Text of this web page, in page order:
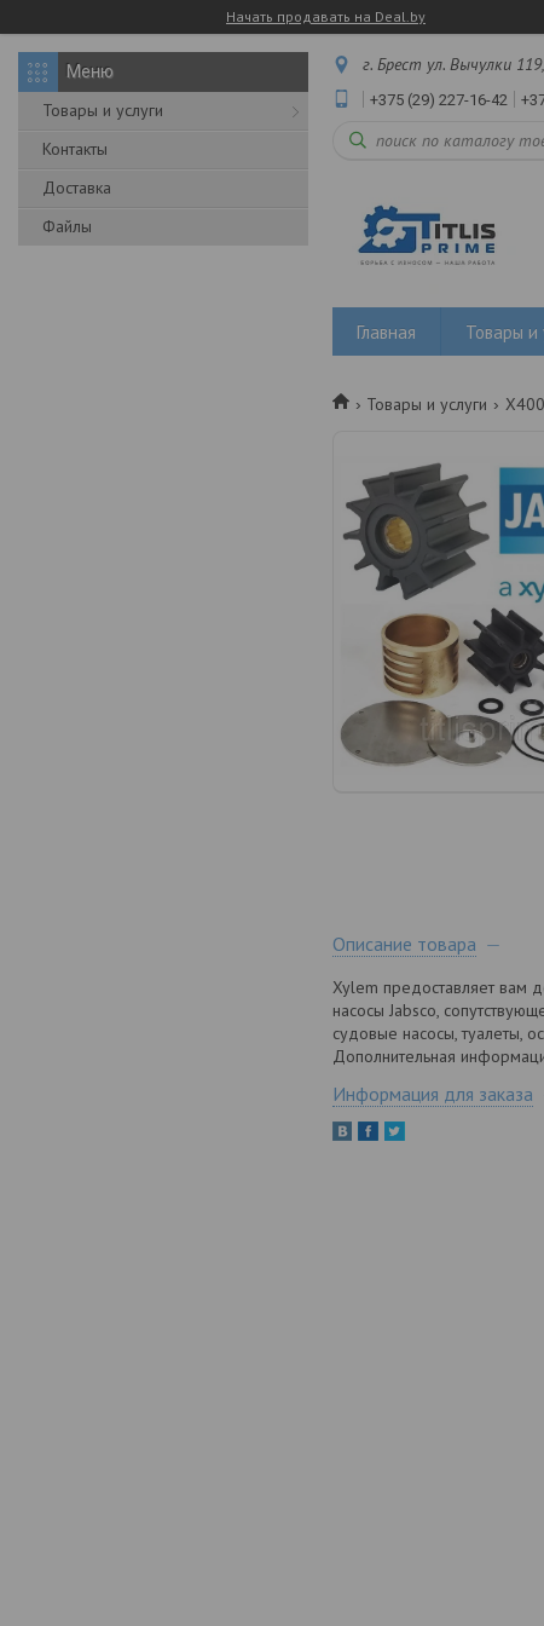
Начать продавать на Deal.by
Товары и услуги
Контакты
Доставка
Файлы
г. Брест ул. Вычулки
+375 (29) 227-16-42
Главная Товары и
Товары и услуги
Описание товара
Xylem предоставляет вам
насосы Jabsco,
судовые насосы, туалеты,
Дополнительная
Информация для заказа